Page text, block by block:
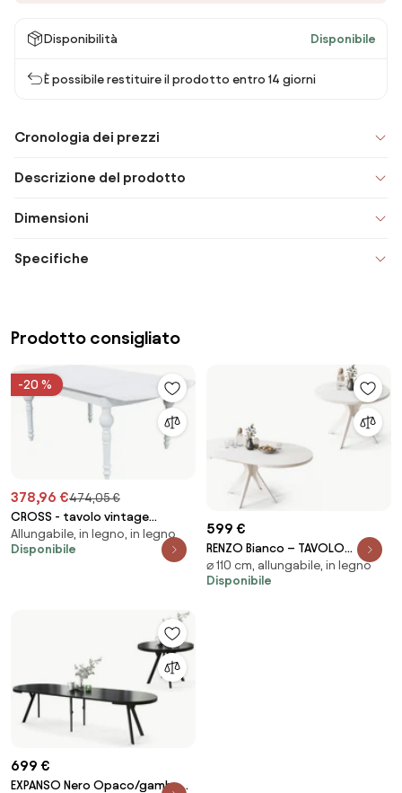
Disponibilità Disponibile
È possibile restituire il prodotto entro 14 giorni
Cronologia dei prezzi
Descrizione del prodotto
Dimensioni
Specifiche
Prodotto consigliato
-20 %
378,96 €474,05 €
CROSS - tavolo vintage
allungabile in legno con piano
stondato
Allungabile, in legno, in legno
Disponibile
599 €
RENZO Bianco – TAVOLO
ROTONDO Ø110 ESTENSIBILE FINO
A 180 cm | PER CUCINA, SALA DA
⌀ 110 cm, allungabile, in legno
Disponibile
699 €
EXPANSO Nero Opaco/gambe